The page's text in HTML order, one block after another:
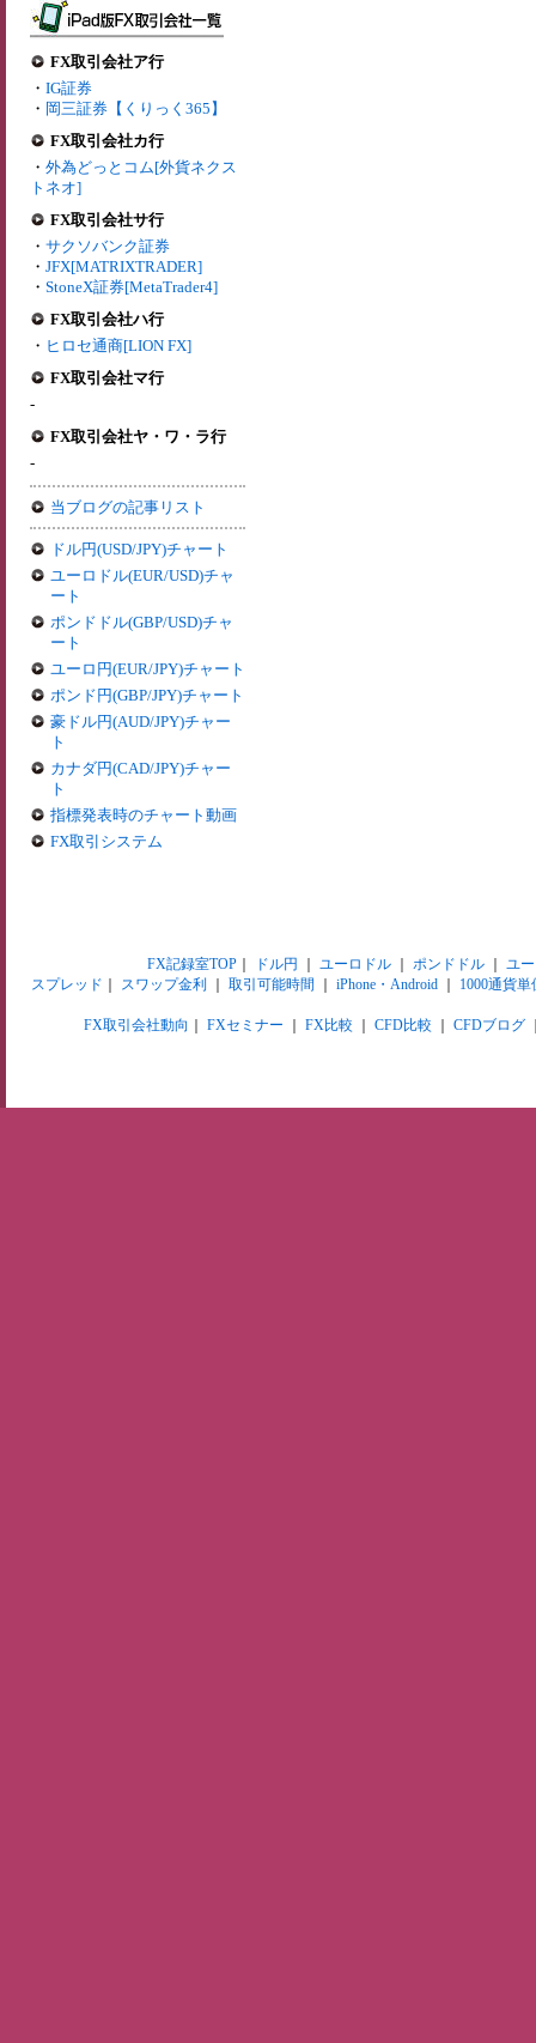
FX取引会社ア行
・ IG証券
・ 岡三証券【くりっく365】
FX取引会社カ行
・ 外為どっとコム[外貨ネクス
トネオ]
FX取引会社サ行
・ サクソバンク証券
・ JFX[MATRIXTRADER]
・ StoneX証券[MetaTrader4]
FX取引会社ハ行
・ ヒロセ通商[LION FX]
FX取引会社マ行
-
FX取引会社ヤ・ワ・ラ行
-
当ブログの記事リスト
ドル円(USD/JPY)チャート
ユーロドル(EUR/USD)チャ
ート
ポンドドル(GBP/USD)チャ
ート
ユーロ円(EUR/JPY)チャート
ポンド円(GBP/JPY)チャート
豪ドル円(AUD/JPY)チャー
ト
カナダ円(CAD/JPY)チャー
ト
指標発表時のチャート動画
FX取引システム
FX記録室TOP｜ ドル円 ユーロドル｜ ポンドドル｜ ユ
スプレッド
スワップ金利 取引可能時間 iPhone・Android 1000通貨単
FX取引会社動向 FXセミナー FX比較 CFD比較 CFDブログ